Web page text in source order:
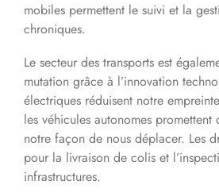
mobiles permettent le suivi et la
chroniques.
Le secteur des transports est
mutation grâce à l’innovation
électriques réduisent notre
les véhicules autonomes
notre façon de nous déplacer. Les
pour la livraison de colis et
infrastructures.